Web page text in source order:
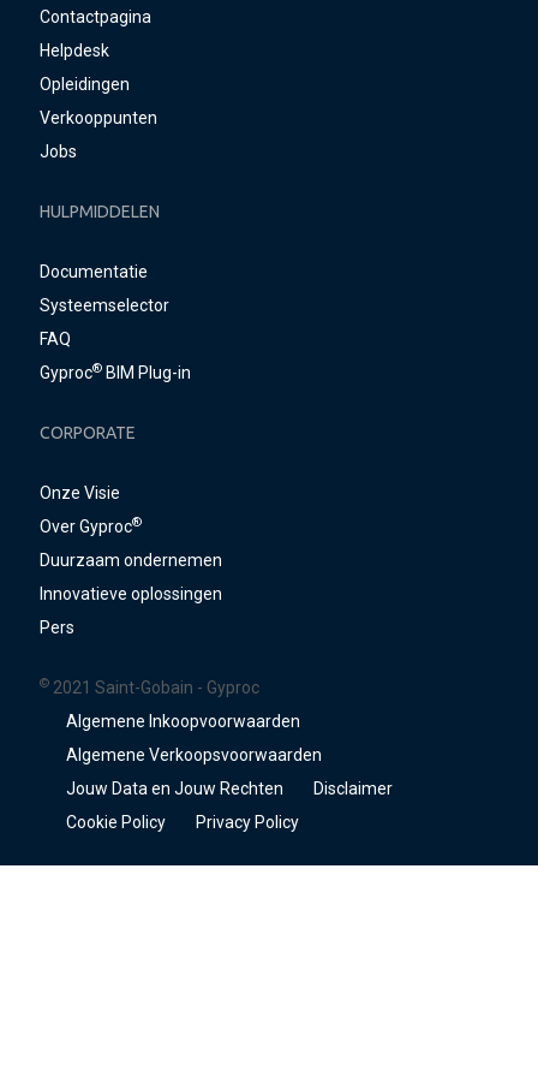
Contactpagina
Helpdesk
Opleidingen
Verkooppunten
Jobs
HULPMIDDELEN
Documentatie
Systeemselector
FAQ
Gyproc® BIM Plug-in
CORPORATE
Onze Visie
Over Gyproc®
Duurzaam ondernemen
Innovatieve oplossingen
Pers
© 2021 Saint-Gobain - Gyproc
Algemene Inkoopvoorwaarden
Algemene Verkoopsvoorwaarden
Jouw Data en Jouw Rechten
Disclaimer
Cookie Policy
Privacy Policy